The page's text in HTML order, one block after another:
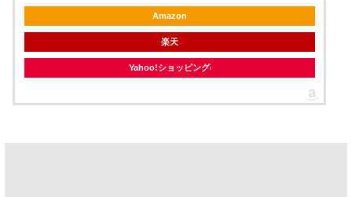
Amazon
楽天
Yahoo!ショッピング